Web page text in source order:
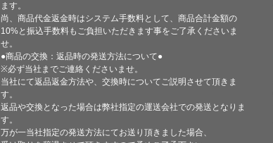
ます。
尚、商品代金返金時はシステム手数料として、商品合計金額の
10%と振込手数料もご負担いただきます事をご了承くださいま
せ。
●商品の交換：返品時の発送方法について●
※必ず当社までご連絡くださいませ。
当社にて返品返金方法や、交換時についてご説明させて頂きま
す。
返品や交換となった場合は弊社指定の運送会社での発送となりま
す。
万が一当社指定の発送方法にてお送り頂きました場合、